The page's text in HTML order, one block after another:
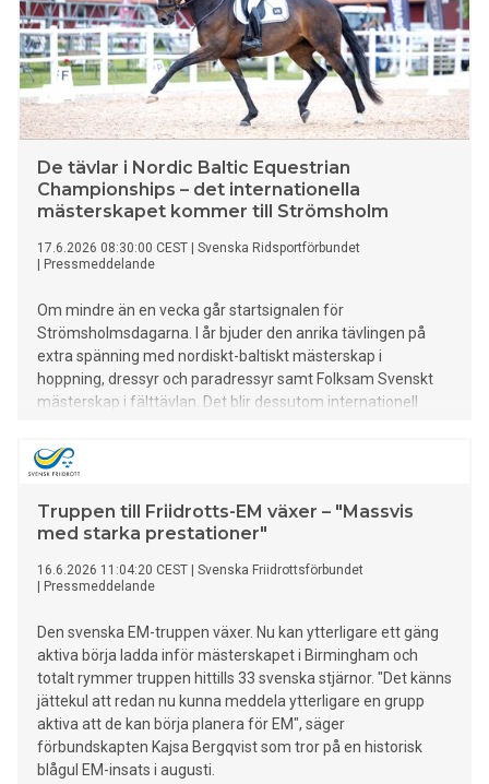
De tävlar i Nordic Baltic Equestrian
Championships – det internationella
mästerskapet kommer till Strömsholm
17.6.2026 08:30:00 CEST
Svenska Ridsportförbundet
Pressmeddelande
Om mindre än en vecka går startsignalen för
Strömsholmsdagarna. I år bjuder den anrika tävlingen på
extra spänning med nordiskt-baltiskt mästerskap i
hoppning, dressyr och paradressyr samt Folksam Svenskt
mästerskap i fälttävlan. Det blir dessutom internationell
Totalt väntas omkring 340 ekipage och tusentals besökare
till Strömsholm.
Truppen till Friidrotts-EM växer – "Massvis
med starka prestationer"
16.6.2026 11:04:20 CEST
Svenska Friidrottsförbundet
Pressmeddelande
Den svenska EM-truppen växer. Nu kan ytterligare ett gäng
aktiva börja ladda inför mästerskapet i Birmingham och
totalt rymmer truppen hittills 33 svenska stjärnor. "Det känns
jättekul att redan nu kunna meddela ytterligare en grupp
aktiva att de kan börja planera för EM", säger
förbundskapten Kajsa Bergqvist som tror på en historisk
blågul EM-insats i augusti.